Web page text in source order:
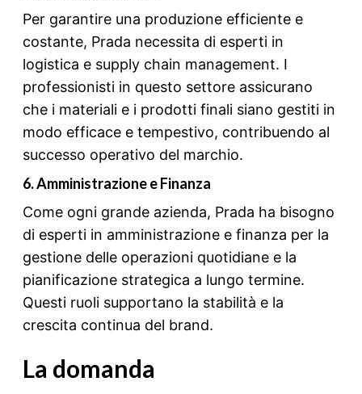
Per garantire una produzione efficiente e
costante, Prada necessita di esperti in
logistica e supply chain management. I
professionisti in questo settore assicurano
che i materiali e i prodotti finali siano gestiti in
modo efficace e tempestivo, contribuendo al
successo operativo del marchio.
6.Amministrazione e Finanza
Come ogni grande azienda, Prada ha bisogno
di esperti in amministrazione e finanza per la
gestione delle operazioni quotidiane e la
pianificazione strategica a lungo termine.
Questi ruoli supportano la stabilità e la
crescita continua del brand.
La domanda